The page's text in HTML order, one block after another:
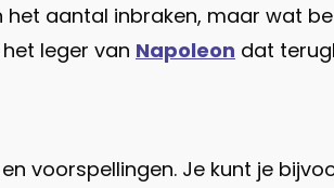
aantal inbraken, maar wat
leger van Napoleon dat
voorspellingen. Je kunt je